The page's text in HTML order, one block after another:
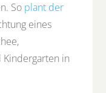
So plant der
eines
in